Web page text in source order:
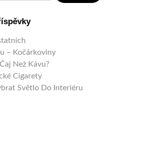
– Kočárkoviny
Než Kávu?
Cigarety
Světlo Do Interiéru